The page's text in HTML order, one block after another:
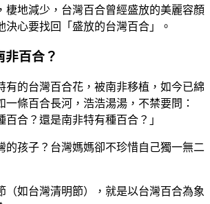
棲地減少，台灣百合曾經盛放的美麗容顏
決心要找回「盛放的台灣百合」。
非百合？
有的台灣百合花，被南非移植，如今已綿
一條百合長河，浩浩湯湯，不禁要問：
百合？還是南非特有種百合？」
的孩子？台灣媽媽卻不珍惜自己獨一無二
（如台灣清明節），就是以台灣百合為象